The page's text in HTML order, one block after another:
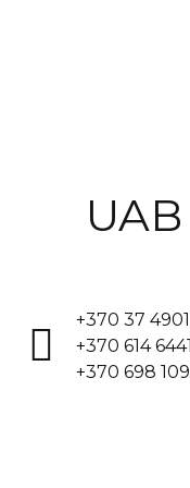
UAB
+370 37
+370 614
+370 698